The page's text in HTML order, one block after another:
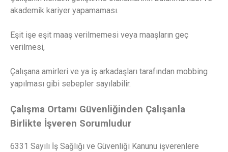
akademik kariyer yapamaması.
Eşit işe eşit maaş verilmemesi veya maaşların geç
verilmesi,
Çalışana amirleri ve ya iş arkadaşları tarafından mobbing
yapılması gibi sebepler sayılabilir.
Çalışma Ortamı Güvenliğinden Çalışanla
Birlikte İşveren Sorumludur
6331 Sayılı İş Sağlığı ve Güvenliği Kanunu işverenlere